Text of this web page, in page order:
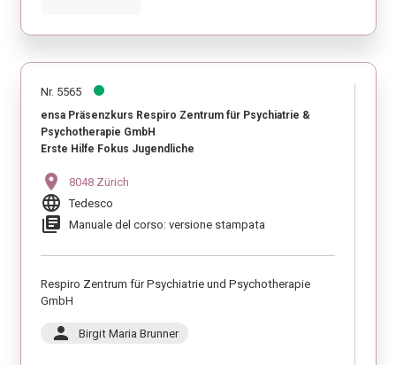
Nr. 5565
ensa Präsenzkurs Respiro Zentrum für Psychiatrie &
Psychotherapie GmbH
Erste Hilfe Fokus Jugendliche
location_on 8048 Zürich
language Tedesco
library_books Manuale del corso: versione stampata
Respiro Zentrum für Psychiatrie und Psychotherapie
GmbH
person Birgit Maria Brunner